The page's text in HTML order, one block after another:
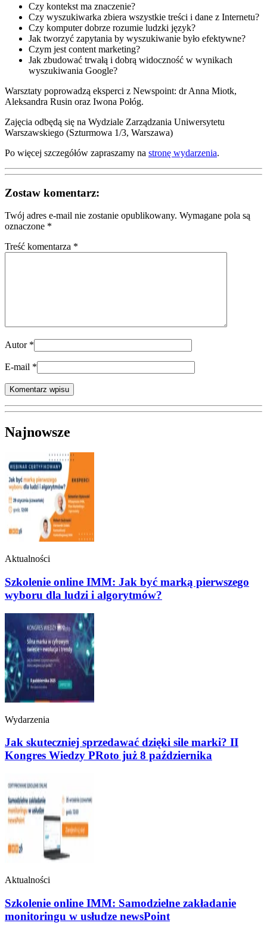
Czy kontekst ma znaczenie?
Czy wyszukiwarka zbiera wszystkie treści i dane z Internetu?
Czy komputer dobrze rozumie ludzki język?
Jak tworzyć zapytania by wyszukiwanie było efektywne?
Czym jest content marketing?
Jak zbudować trwałą i dobrą widoczność w wynikach
wyszukiwania Google?
Warsztaty poprowadzą eksperci z Newspoint: dr Anna Miotk,
Aleksandra Rusin oraz Iwona Połóg.
Zajęcia odbędą się na Wydziale Zarządzania Uniwersytetu
Warszawskiego (Szturmowa 1/3, Warszawa)
Po więcej szczegółów zapraszamy na stronę wydarzenia.
Zostaw komentarz:
Twój adres e-mail nie zostanie opublikowany. Wymagane pola są
oznaczone *
Treść komentarza *
Autor *
E-mail *
Najnowsze
Aktualności
Szkolenie online IMM: Jak być marką pierwszego
wyboru dla ludzi i algorytmów?
Wydarzenia
Jak skuteczniej sprzedawać dzięki sile marki? II
Kongres Wiedzy PRoto już 8 października
Aktualności
Szkolenie online IMM: Samodzielne zakładanie
monitoringu w usłudze newsPoint